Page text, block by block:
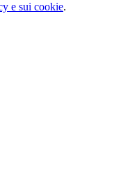
e sui cookie.